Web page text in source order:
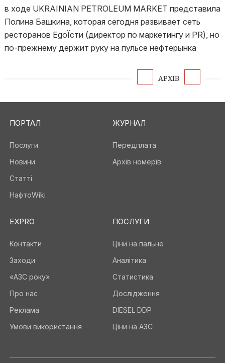
в ходе UKRAINIAN PETROLEUM MARKET представила
Полина Башкина, которая сегодня развивает сеть
ресторанов EgoЇсти (директор по маркетингу и PR), но
по-прежнему держит руку на пульсе нефтерынка
АРХІВ
ПОРТАЛ
Послуги
Новини
Статті
НафтоWiki
ЖУРНАЛ
Передплата
Архів номерів
EXPRO
Контакти
Заходи
«АЗС року»
Про нас
Реклама
Умови використання
ПОСЛУГИ
Ціни на пальне
Аналітика
Статистика
Дослідження
DIESEL DDP
Ціни на АЗС